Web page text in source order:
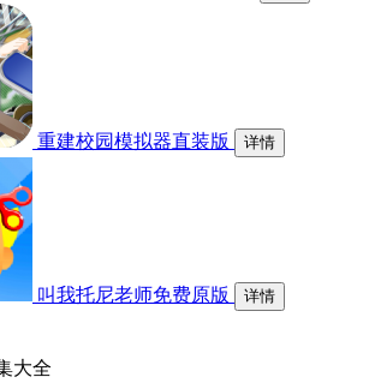
重建校园模拟器直装版 详情
叫我托尼老师免费原版 详情
大全